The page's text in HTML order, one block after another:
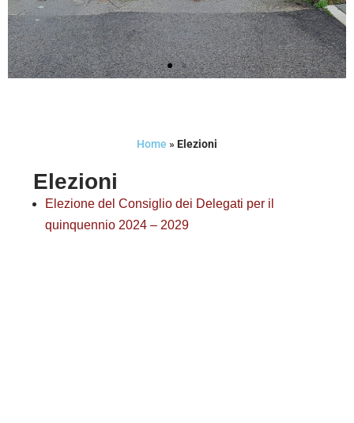
Home » Elezioni
Elezioni
Elezione del Consiglio dei Delegati per il
quinquennio 2024 – 2029